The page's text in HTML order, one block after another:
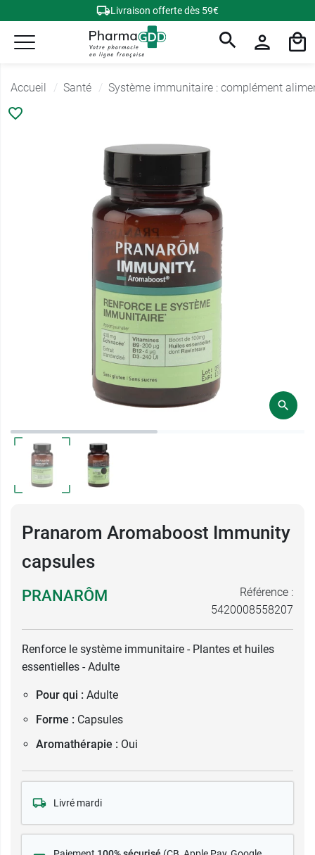
Livraison offerte dès 59€
Accueil Santé Système immunitaire : complément
Pranarom Aromaboost Immunity
capsules
PRANARÔM
Référence :
5420008558207
Renforce le système immunitaire - Plantes et huiles
essentielles - Adulte
Pour qui : Adulte
Forme : Capsules
Aromathérapie : Oui
Livré mardi